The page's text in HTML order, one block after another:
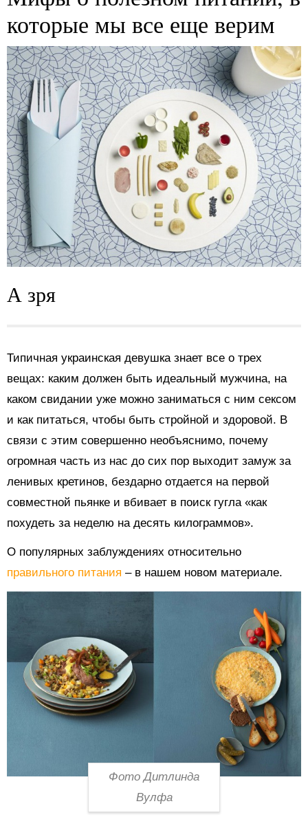
которые мы все еще верим
А зря
Типичная украинская девушка знает все о трех
вещах: каким должен быть идеальный мужчина, на
каком свидании уже можно заниматься с ним сексом
и как питаться, чтобы быть стройной и здоровой. В
связи с этим совершенно необъяснимо, почему
огромная часть из нас до сих пор выходит замуж за
ленивых кретинов, бездарно отдается на первой
совместной пьянке и вбивает в поиск гугла «как
похудеть за неделю на десять килограммов».
О популярных заблуждениях относительно
правильного питания – в нашем новом материале.
Фото Дитлинда
Вулфа